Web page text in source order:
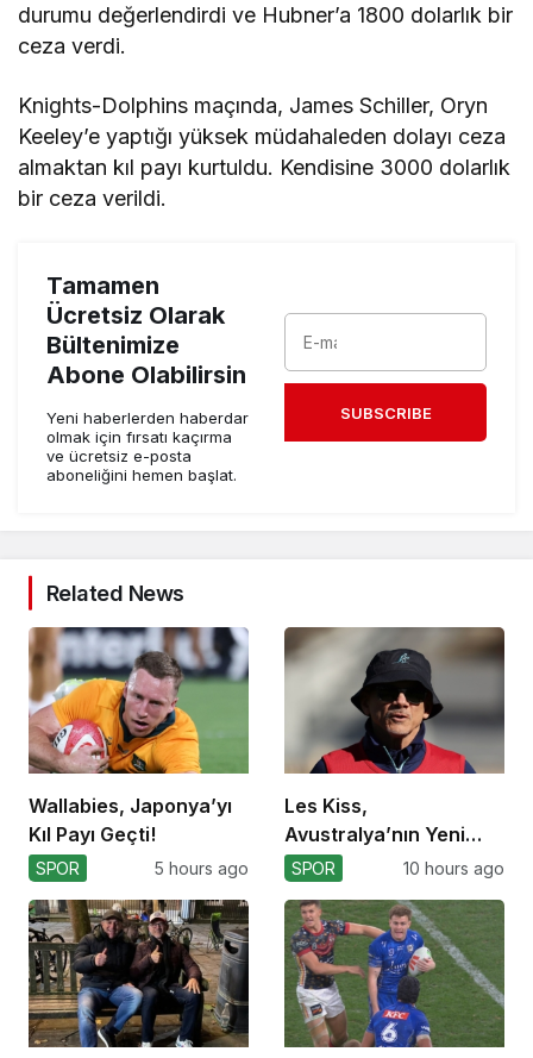
durumu değerlendirdi ve Hubner’a 1800 dolarlık bir
ceza verdi.
Knights-Dolphins maçında, James Schiller, Oryn
Keeley’e yaptığı yüksek müdahaleden dolayı ceza
almaktan kıl payı kurtuldu. Kendisine 3000 dolarlık
bir ceza verildi.
Tamamen
Ücretsiz Olarak
Bültenimize
Abone Olabilirsin
Yeni haberlerden haberdar
olmak için fırsatı kaçırma
ve ücretsiz e-posta
aboneliğini hemen başlat.
SUBSCRIBE
Related News
Wallabies, Japonya’yı
Kıl Payı Geçti!
SPOR 5 hours ago
Les Kiss,
Avustralya’nın Yeni
Koçu Olarak Debüt
SPOR 10 hours ago